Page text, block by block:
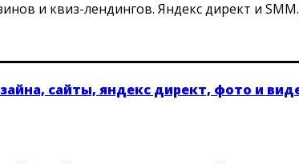
и квиз-лендингов. Яндекс директ и SMM.